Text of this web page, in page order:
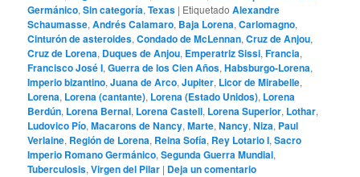
Germánico,Sin categoría,Texas | Etiquetado Alexandre
Schaumasse,Andrés Calamaro, Baja Lorena,Carlomagno,
Cinturón de asteroides,Condado de McLennan,Cruz de Anjou,
Cruz de Lorena, Duques de Anjou, Emperatriz Sissi,Francia,
Francisco José I,Guerra de los Cien Años,Habsburgo-Lorena,
Imperio bizantino,Juana de Arco,Jupiter, Licor de Mirabelle,
Lorena, Lorena (cantante), Lorena (Estado Unidos), Lorena
Berdún, Lorena Bernal, Lorena Castell, Lorena Superior, Lothar,
Ludovico Pío,Macarons de Nancy,Marte,Nancy,Niza, Paul
Verlaine, Región de Lorena, Reina Sofía, Rey Lotario I,Sacro
Imperio Romano Germánico,Segunda Guerra Mundial,
Tuberculosis,Virgen del Pilar | Deja un comentario